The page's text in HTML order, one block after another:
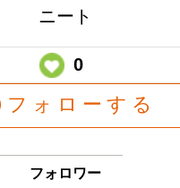
ニート
0
フォローする
フォロワー